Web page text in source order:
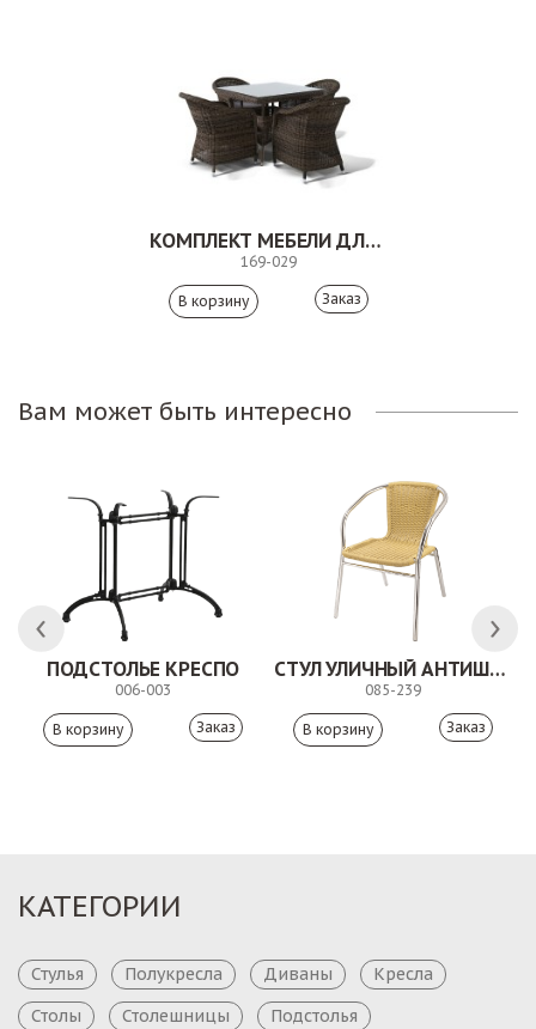
КОМПЛЕКТ МЕБЕЛИ ДЛЯ УЛИЧНОГО КАФЕ ВАЛБОУН
169-029
Заказ
Вам может быть интересно
ПОДСТОЛЬЕ КРЕСПО
006-003
Заказ
СТУЛ УЛИЧНЫЙ АНТИШОН
085-239
Заказ
КАТЕГОРИИ
Стулья Полукресла Диваны
Кресла
Столы
Столешницы
Подстолья